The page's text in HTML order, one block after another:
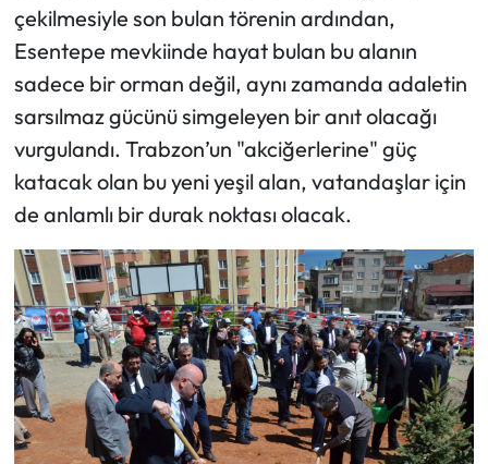
çekilmesiyle son bulan törenin ardından,
Esentepe mevkiinde hayat bulan bu alanın
sadece bir orman değil, aynı zamanda adaletin
sarsılmaz gücünü simgeleyen bir anıt olacağı
vurgulandı. Trabzon’un "akciğerlerine" güç
katacak olan bu yeni yeşil alan, vatandaşlar için
de anlamlı bir durak noktası olacak.